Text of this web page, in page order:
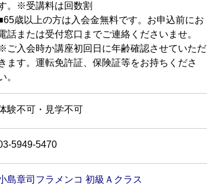
。※受講料は回数割
歳以上の方は入会金無料です。お申込前にお
話または受付窓口までご連絡くださいませ。
ご入会時か講座初回日に年齢確認させていただ
ます。運転免許証、保険証等をお持ちくださ
。
験不可・見学不可
5949-5470
島章司フラメンコ 初級Ａクラス